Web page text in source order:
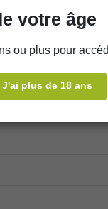
panier
votre âge
ou plus pour
J'ai plus de 18 ans